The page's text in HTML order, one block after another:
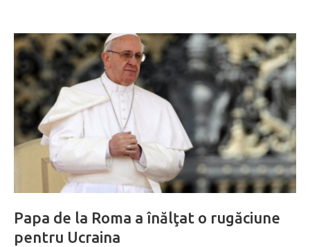
Papa de la Roma a înălţat o rugăciune
pentru Ucraina